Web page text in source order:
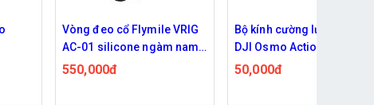
Bộ kính cường lực Camera
DJI Osmo Action 6 bảo vệ
ống kính và màn hình kèm
50,000đ
Khung kim loại bảo vệ và
mở rộng phụ kiện cho DJI
Osmo Action 6 tích hợp
735,000đ